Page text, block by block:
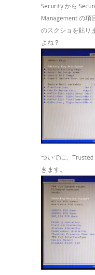
Security から
Management の項
のスクショを貼り
よね？
ついでに、
きます。